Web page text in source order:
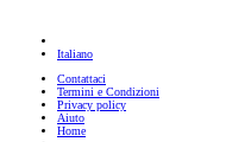
Italiano
Contattaci
Termini e Condizioni
Privacy policy
Aiuto
Home